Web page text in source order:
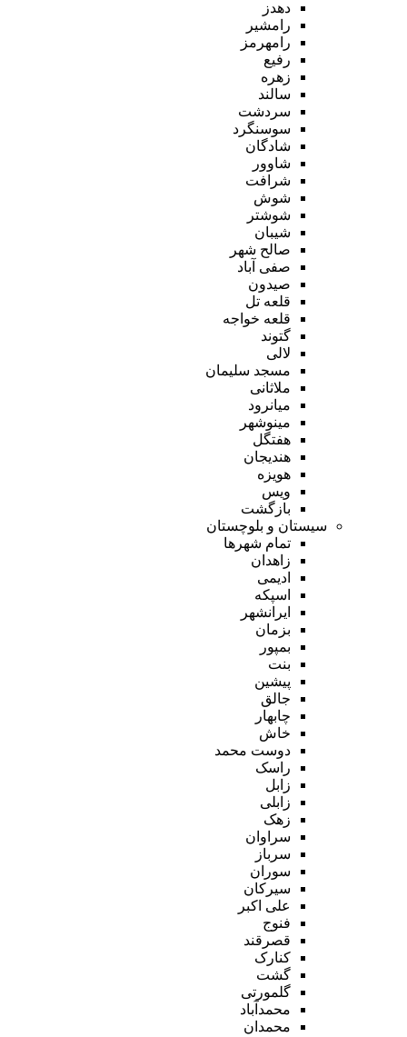
دهدز
رامشیر
رامهرمز
رفیع
زهره
سالند
سردشت
سوسنگرد
شادگان
شاوور
شرافت
شوش
شوشتر
شیبان
صالح شهر
صفی آباد
صیدون
قلعه تل
قلعه خواجه
گتوند
لالی
مسجد سلیمان
ملاثانی
میانرود
مینوشهر
هفتگل
هندیجان
هویزه
ویس
بازگشت
سیستان و بلوچستان
تمام شهر‌ها
زاهدان
ادیمی
اسپکه
ایرانشهر
بزمان
بمپور
بنت
پیشین
جالق
چابهار
خاش
دوست محمد
راسک
زابل
زابلی
زهک
سراوان
سرباز
سوران
سیرکان
علی اکبر
فنوج
قصرقند
کنارک
گشت
گلمورتی
محمدآباد
محمدان